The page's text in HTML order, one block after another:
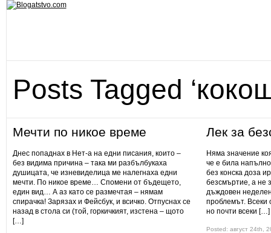
Posts Tagged
Мечти по никое време
Днес попаднах в Нет-а на едни писания, които –
без видима причина – така ми разбълбукаха
душицата, че изневиделица ме налегнаха едни
мечти. По никое време… Спомени от бъдещето,
един вид… А аз като се размечтая – нямам
спирачка! Зарязах и Фейсбук, и всичко. Отпуснах се
назад в стола си (той, горкичкият, изстена – щото
[…]
Лек за
Няма значение
че е била
без конска доза
безсмъртие, а не
дъждовен
проблемът. Всеки
но почти всеки […]
Posted: август 24th,